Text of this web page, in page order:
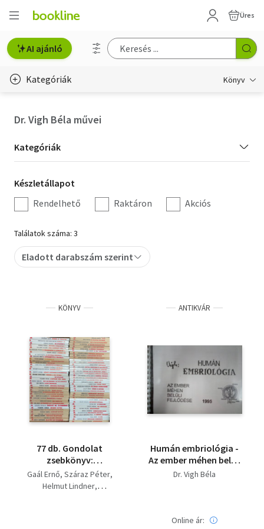
Üres
AI ajánló
Kategóriák Könyv
Hobbi, szabadidő
Irodalom
Művészet
Szakkönyv
Tankönyv, segédkönyv
Társadalomtudomány
Természettudomány
Történelem
Vallás
Dr. Vigh Béla művei
Kategória
szűrés
Kategóriák
Készletállapot
szűrés
Készletállapot
Rendelhető
Raktáron Akciós
Találatok száma: 3
Eladott darabszám szerint
KÖNYV
77 db. Gondolat
zsebkönyv:
Atomenergia,
Ökológiai zsebkönyv,
Gaál Ernő Száraz Péter
Helmut Lindner
ANTIKVÁR
Humán embriológia -
Az ember méhen belüli
fejlődése (
Dr. Vigh Béla
Online ár: